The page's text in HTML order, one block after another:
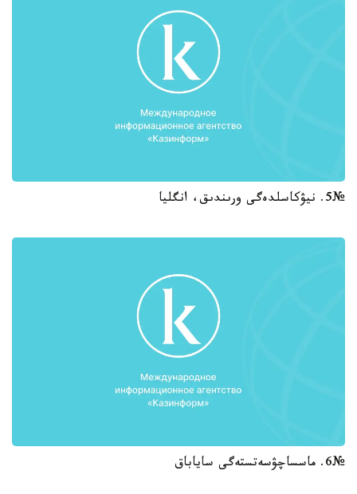
№5. نيۋكاسلدەگى ورىندىق، انگليا
№6. ماسساچۋسەتستەگى ساياباق